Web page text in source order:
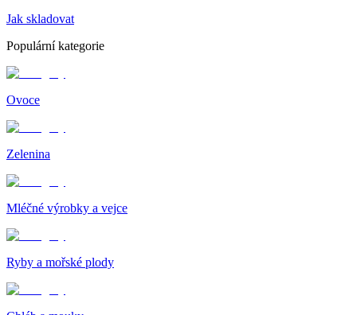
Jak skladovat
Populární kategorie
Ovoce
Zelenina
Mléčné výrobky a vejce
Ryby a mořské plody